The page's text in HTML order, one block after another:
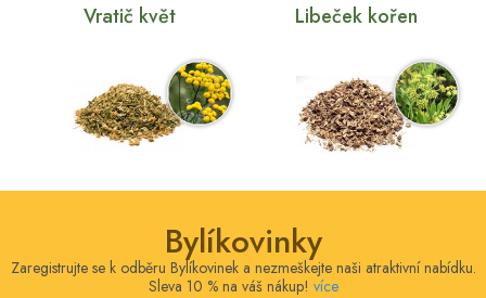
Vratič květ Libeček kořen
Bylíkovinky
Zaregistrujte se k odběru Bylíkovinek a nezmeškejte naši atraktivní nabídku.
Sleva 10 % na váš nákup! více